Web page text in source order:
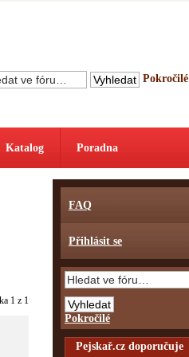
Pokročilé
Katalog Poradna
1 z 1
FAQ
Přihlásit se
Pokročilé
Pejskař.cz doporučuje